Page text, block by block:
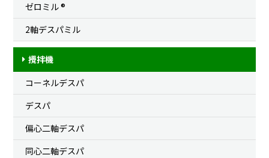
ゼロミル ®
2軸デスパミル
攪拌機
コーネルデスパ
デスパ
偏心二軸デスパ
同心二軸デスパ